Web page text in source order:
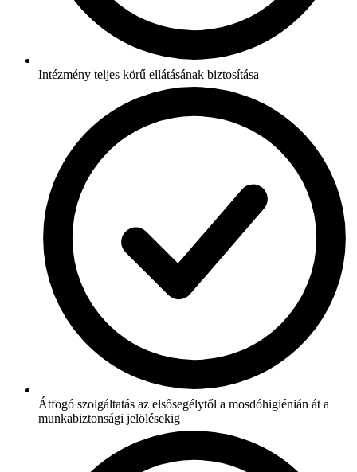
Intézmény teljes körű ellátásának biztosítása
Átfogó szolgáltatás az elsősegélytől a mosdóhigiénián át a
munkabiztonsági jelölésekig